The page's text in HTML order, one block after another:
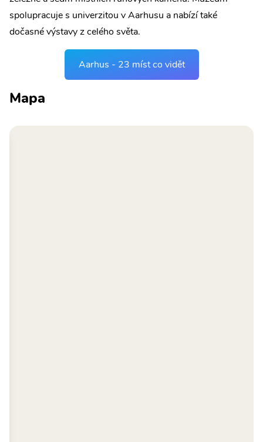
spolupracuje s univerzitou v Aarhusu a nabízí také
dočasné výstavy z celého světa.
Aarhus - 23 míst co vidět
Mapa